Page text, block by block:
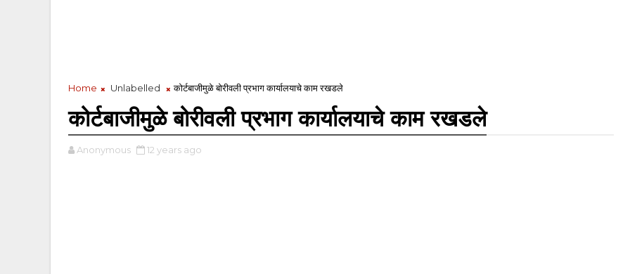
Home Unlabelled कोर्टबाजीमुळे बोरीवली प्रभाग कार्यालयाचे काम रखडले
कोर्टबाजीमुळे बोरीवली प्रभाग कार्यालयाचे काम रखडले
Anonymous 12 years ago